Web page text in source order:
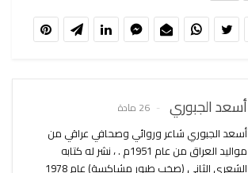
أسعد الجبوري 26 مادة
أسعد الجبوري شاعر وروائي وصحافي عراقي من
مواليد العراق من عام 1951م . ، نشر له كتابه
الشعري الثاني (صخب طيور مشاكسة) عام 1978